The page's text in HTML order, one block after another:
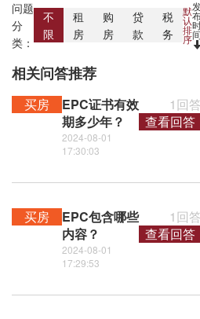
问题
分
类：
不
限
租
房
购
房
贷
款
税
务
默
认
排
序间
相关问答推荐
买房
EPC证书有效
期多少年？
2024-08-01
17:30:03
1回答
查看回答
买房
EPC包含哪些
内容？
2024-08-01
17:29:53
1回答
查看回答